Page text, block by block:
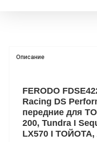
Описание
FERODO
Racing DS
передние для
200, Tundra I
LX570 I